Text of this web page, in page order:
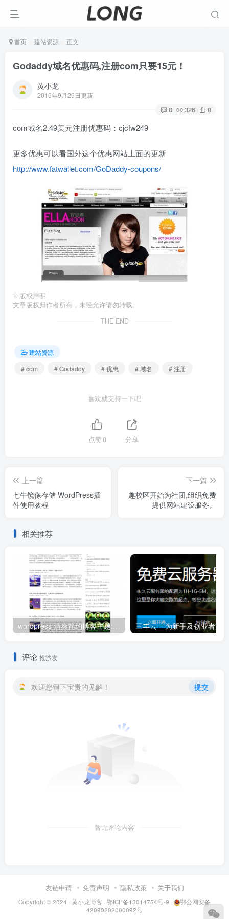
首页 建站资源 正文
Godaddy域名优惠码,注册com只要15元！
黄小龙
2016年9月29日更新
0 326 0
com域名2.49美元注册优惠码：cjcfw249
更多优惠可以看国外这个优惠网站上面的更新
http://www.fatwallet.com/GoDaddy-coupons/
© 版权声明
文章版权归作者所有，未经允许请勿转载。
THE END
建站资源
# com
# Godaddy # 优惠 # 域名 # 注册
喜欢就支持一下吧
点赞0 分享
上一篇
七牛镜像存储 WordPress插
件使用教程
下一篇
趣校区开始为社团,组织免费
提供网站建设服务。
相关推荐
wordpress 清爽简约博客主题:Arbitrary修改版
评论 抢沙发
欢迎您留下宝贵的见解！ 提交
暂无评论内容
友链申请 免责声明 隐私政策 关于我们
Copyright © 2024 ·黄小龙博客 ·鄂ICP备13014754号-9 ·
鄂公网安备
42090202000092号